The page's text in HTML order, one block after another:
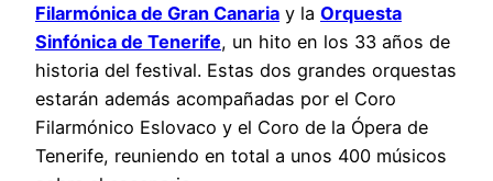
Filarmónica de Gran Canaria y la Orquesta
Sinfónica de Tenerife, un hito en los 33 años de
historia del festival. Estas dos grandes orquestas
estarán además acompañadas por el Coro
Filarmónico Eslovaco y el Coro de la Ópera de
Tenerife, reuniendo en total a unos 400 músicos